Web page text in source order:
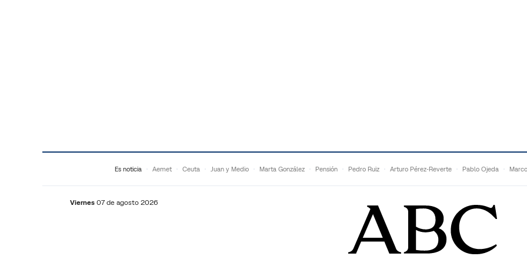
Es noticia Aemet Ceuta Juan y Medio Marta González Pensión Pedro Ruiz Arturo Pérez-Reverte Pablo Ojeda
Viernes 07 de agosto 2026